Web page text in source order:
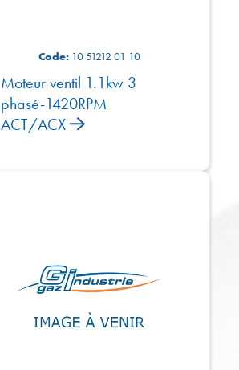
Code:10 51212 01 10
Moteur ventil 1.1kw 3
phasé-1420RPM
ACT/ACX